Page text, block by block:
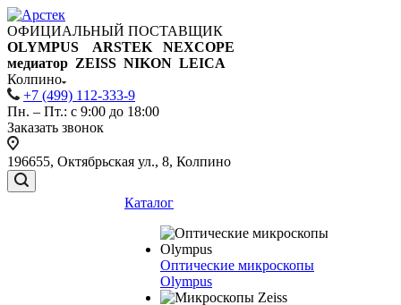
ОФИЦИАЛЬНЫЙ ПОСТАВЩИК
OLYMPUS ARSTEK NEXCOPE
медиатор ZEISS NIKON LEICA
Колпино
+7 (499) 112-333-9
Пн. – Пт.: с 9:00 до 18:00
Заказать звонок
196655, Октябрьская ул., 8, Колпино
Каталог
Оптические микроскопы
Olympus